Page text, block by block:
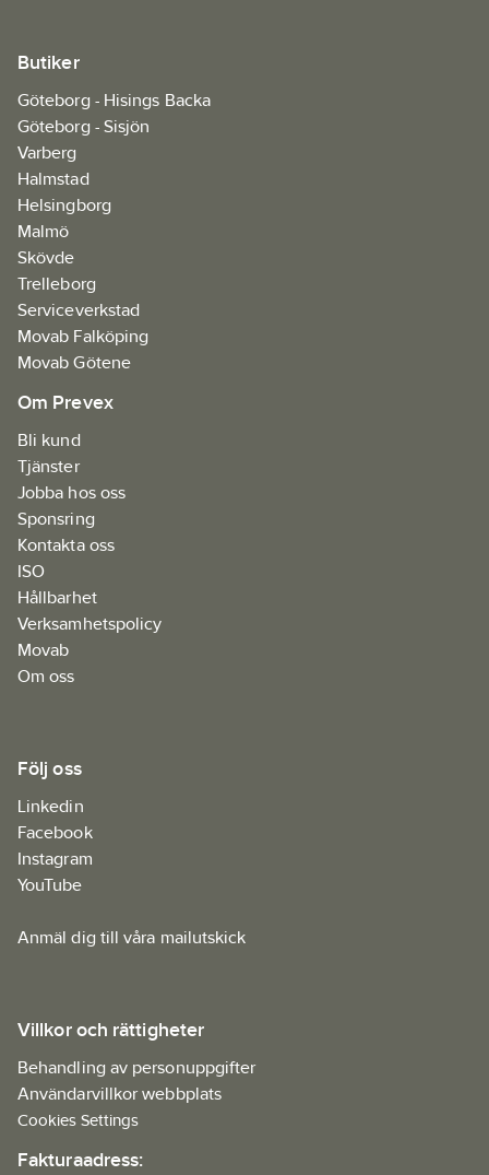
Butiker
Göteborg - Hisings Backa
Göteborg - Sisjön
Varberg
Halmstad
Helsingborg
Malmö
Skövde
Trelleborg
Serviceverkstad
Movab Falköping
Movab Götene
Om Prevex
Bli kund
Tjänster
Jobba hos oss
Sponsring
Kontakta oss
ISO
Hållbarhet
Verksamhetspolicy
Movab
Om oss
Följ oss
Linkedin
Facebook
Instagram
YouTube
Anmäl dig till våra mailutskick
Villkor och rättigheter
Behandling av personuppgifter
Användarvillkor webbplats
Cookies Settings
Fakturaadress: